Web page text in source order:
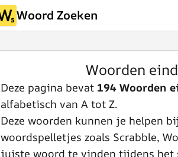
Woord Zoeken
Woorden
Deze pagina bevat 194 Woorden
alfabetisch van A tot Z.
Deze woorden kunnen je helpen
woordspelletjes zoals Scrabble,
juiste woord te vinden tijdens het